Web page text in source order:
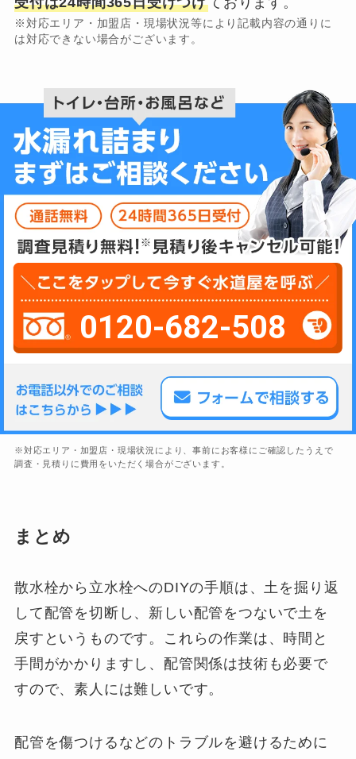
※対応エリア・加盟店・現場状況等により記載内容の通りに
は対応できない場合がございます。
0120-682-508
※対応エリア・加盟店・現場状況により、事前にお客様にご確認したうえで
調査・見積りに費用をいただく場合がございます。
まとめ
散水栓から立水栓へのDIYの手順は、土を掘り返
して配管を切断し、新しい配管をつないで土を
戻すというものです。これらの作業は、時間と
手間がかかりますし、配管関係は技術も必要で
すので、素人には難しいです。
配管を傷つけるなどのトラブルを避けるために